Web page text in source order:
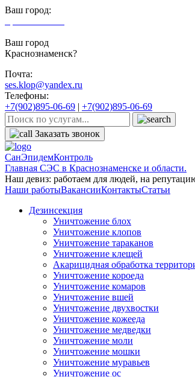
Ваш город:
Ваш город
Краснознаменск?
Почта:
ses.klop@yandex.ru
Телефоны:
+7(902)895-06-69 | +7(902)895-06-69
Заказать звонок
СанЭпидемКонтроль
Главная СЭС в Краснознаменске и области.
Наш девиз: работаем для людей, на
Наши работыВакансииКонтактыСтатьи
Дезинсекция
Уничтожение блох
Уничтожение клопов
Уничтожение тараканов
Уничтожение клещей
Акарицидная обработка
Уничтожение короеда
Уничтожение комаров
Уничтожение вшей
Уничтожение двухвостки
Уничтожение кожееда
Уничтожение медведки
Уничтожение моли
Уничтожение мошки
Уничтожение муравьев
Уничтожение ос